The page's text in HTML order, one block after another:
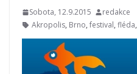
Sobota, 12.9.2015
redakce
Akropolis, Brno, festival, fléda,